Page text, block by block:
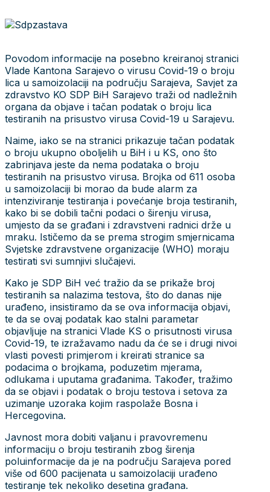
Povodom informacije na posebno kreiranoj stranici
Vlade Kantona Sarajevo o virusu Covid-19 o broju
lica u samoizolaciji na području Sarajeva, Savjet za
zdravstvo KO SDP BiH Sarajevo traži od nadležnih
organa da objave i tačan podatak o broju lica
testiranih na prisustvo virusa Covid-19 u Sarajevu.
Naime, iako se na stranici prikazuje tačan podatak
o broju ukupno oboljelih u BiH i u KS, ono što
zabrinjava jeste da nema podataka o broju
testiranih na prisustvo virusa. Brojka od 611 osoba
u samoizolaciji bi morao da bude alarm za
intenziviranje testiranja i povećanje broja testiranih,
kako bi se dobili tačni podaci o širenju virusa,
umjesto da se građani i zdravstveni radnici drže u
mraku. Ističemo da se prema strogim smjernicama
Svjetske zdravstvene organizacije (WHO) moraju
testirati svi sumnjivi slučajevi.
Kako je SDP BiH već tražio da se prikaže broj
testiranih sa nalazima testova, što do danas nije
urađeno, insistiramo da se ova informacija objavi,
te da se ovaj podatak kao stalni parametar
objavljuje na stranici Vlade KS o prisutnosti virusa
Covid-19, te izražavamo nadu da će se i drugi nivoi
vlasti povesti primjerom i kreirati stranice sa
podacima o brojkama, poduzetim mjerama,
odlukama i uputama građanima. Također, tražimo
da se objavi i podatak o broju testova i setova za
uzimanje uzoraka kojim raspolaže Bosna i
Hercegovina.
Javnost mora dobiti valjanu i pravovremenu
informaciju o broju testiranih zbog širenja
poluinformacije da je na području Sarajeva pored
više od 600 pacijenata u samoizolaciji urađeno
testiranje tek nekoliko desetina građana.